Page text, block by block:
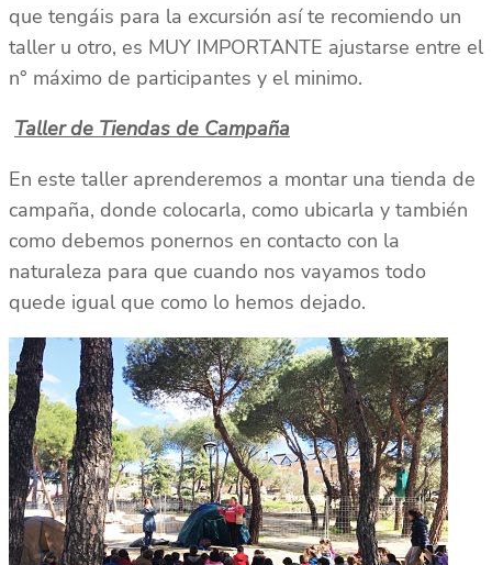
que tengáis para la excursión así te recomiendo un
taller u otro, es MUY IMPORTANTE ajustarse entre el
n° máximo de participantes y el minimo.
Taller de Tiendas de Campaña
En este taller aprenderemos a montar una tienda de
campaña, donde colocarla, como ubicarla y también
como debemos ponernos en contacto con la
naturaleza para que cuando nos vayamos todo
quede igual que como lo hemos dejado.